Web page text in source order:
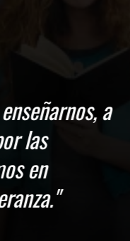
a
las
en